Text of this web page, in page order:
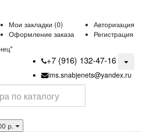
Авторизация
Регистрация
Мои закладки (0)
Оформление заказа
+7 (916) 132-47-16
ims.snabjenets@yandex.ru
р.